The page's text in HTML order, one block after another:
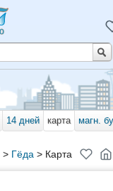
14 дней карта магн.
> Гёда > Карта